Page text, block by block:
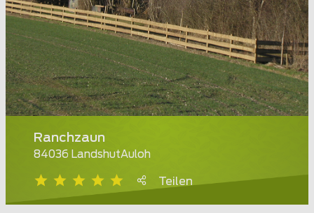
Ranchzaun
84036 LandshutAuloh
Teilen